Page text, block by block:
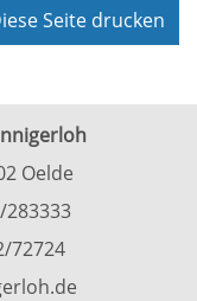
Seite drucken
Oelde
283333
72724